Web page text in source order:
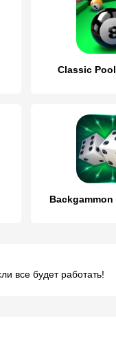
Classic
все будет работать!